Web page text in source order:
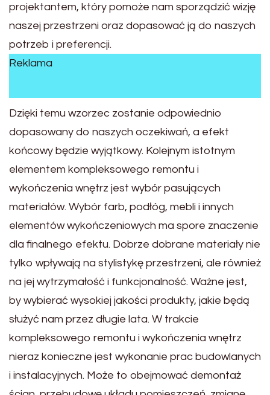
projektantem, który pomoże nam sporządzić wizję
naszej przestrzeni oraz dopasować ją do naszych
potrzeb i preferencji.
Reklama
Dzięki temu wzorzec zostanie odpowiednio
dopasowany do naszych oczekiwań, a efekt
końcowy będzie wyjątkowy. Kolejnym istotnym
elementem kompleksowego remontu i
wykończenia wnętrz jest wybór pasujących
materiałów. Wybór farb, podłóg, mebli i innych
elementów wykończeniowych ma spore znaczenie
dla finalnego efektu. Dobrze dobrane materiały nie
tylko wpływają na stylistykę przestrzeni, ale również
na jej wytrzymałość i funkcjonalność. Ważne jest,
by wybierać wysokiej jakości produkty, jakie będą
służyć nam przez długie lata. W trakcie
kompleksowego remontu i wykończenia wnętrz
nieraz konieczne jest wykonanie prac budowlanych
i instalacyjnych. Może to obejmować demontaż